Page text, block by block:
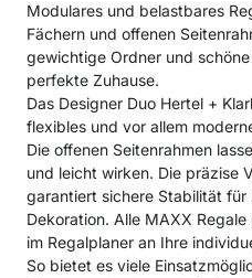
Modulares und belastbares
Fächern und offenen
gewichtige Ordner und
perfekte Zuhause.
Das Designer Duo Hertel +
flexibles und vor allem
Die offenen Seitenrahmen
und leicht wirken. Die präzise
garantiert sichere Stabilität für
Dekoration. Alle MAXX
im Regalplaner an Ihre
So bietet es viele